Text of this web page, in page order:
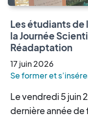
Les étudiants de
la Journée
Réadaptation
17juin2026
Se former et
Le vendredi 5 juin
dernière année